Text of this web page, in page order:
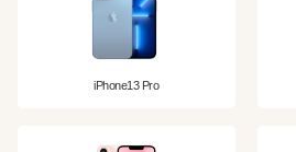
iPhone13 Pro